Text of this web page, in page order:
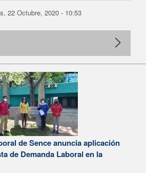
22 Octubre, 2020 - 10:53
de Sence anuncia aplicación
de Demanda Laboral en la